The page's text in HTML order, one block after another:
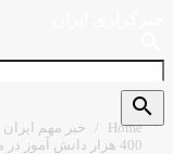
Home خبر مهم ایران
400 هزار دانش آموز در مراکز شبانه روزی کشور در حال تحصیل هستند
search